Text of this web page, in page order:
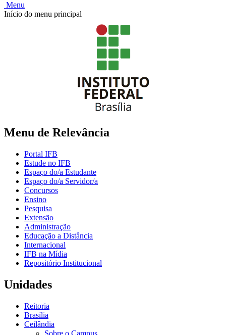
Menu
Início do menu principal
Menu de Relevância
Portal IFB
Estude no IFB
Espaço do/a Estudante
Espaço do/a Servidor/a
Concursos
Ensino
Pesquisa
Extensão
Administração
Educação a Distância
Internacional
IFB na Mídia
Repositório Institucional
Unidades
Reitoria
Brasília
Ceilândia
Sobre o Campus